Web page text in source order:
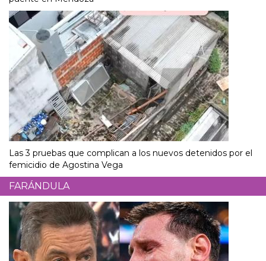
Las 3 pruebas que complican a los nuevos detenidos por el
femicidio de Agostina Vega
FARÁNDULA